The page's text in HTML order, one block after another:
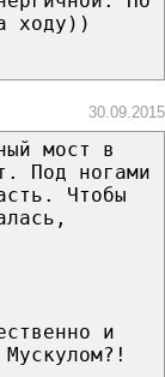
ходу))
30.09.2015
мост в
Под ногами
Чтобы
и